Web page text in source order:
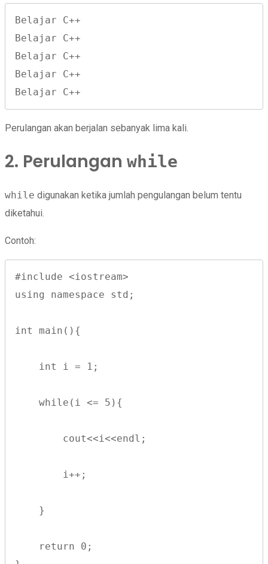
Belajar C++
Belajar C++
Belajar C++
Belajar C++
Belajar C++
Perulangan akan berjalan sebanyak lima kali.
2. Perulangan while
while digunakan ketika jumlah pengulangan belum tentu
diketahui.
Contoh:
#include <iostream>
using namespace std;
int main(){
    int i = 1;
    while(i <= 5){
        cout<<i<<endl;
        i++;
    }
    return 0;